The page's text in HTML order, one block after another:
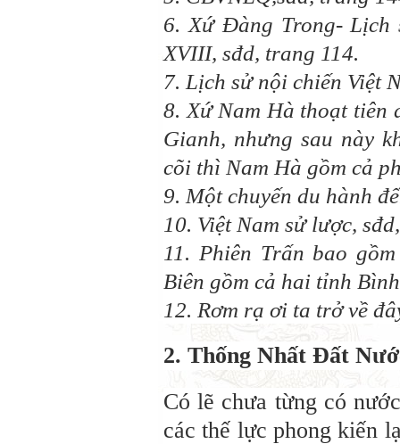
6. Xứ Đàng Trong- Lịch
XVIII, sđd, trang 114.
7. Lịch sử nội chiến Việt
8. Xứ Nam Hà thoạt tiên
Gianh, nhưng sau này
cõi thì Nam Hà gồm cả
9. Một chuyến du hành
10. Việt Nam sử lược,
11. Phiên Trấn bao
Biên gồm cả hai tỉnh
12. Rơm rạ ơi ta trở về
2. Thống Nhất Đất
Có lẽ chưa từng có
các thế lực phong kiến